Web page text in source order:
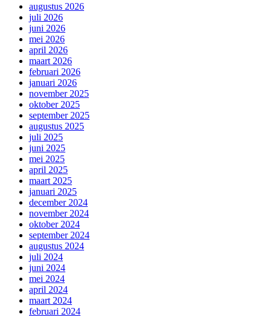
augustus 2026
juli 2026
juni 2026
mei 2026
april 2026
maart 2026
februari 2026
januari 2026
november 2025
oktober 2025
september 2025
augustus 2025
juli 2025
juni 2025
mei 2025
april 2025
maart 2025
januari 2025
december 2024
november 2024
oktober 2024
september 2024
augustus 2024
juli 2024
juni 2024
mei 2024
april 2024
maart 2024
februari 2024